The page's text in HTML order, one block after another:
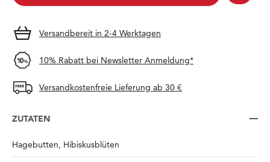
Versandbereit in 2-4 Werktagen
10% Rabatt bei Newsletter Anmeldung*
Versandkostenfreie Lieferung ab 30 €
ZUTATEN
Hagebutten, Hibiskusblüten